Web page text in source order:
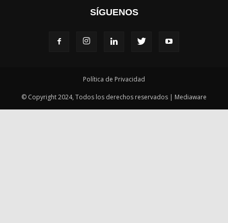
SÍGUENOS
Política de Privacidad
© Copyright 2024, Todos los derechos reservados | Mediaware